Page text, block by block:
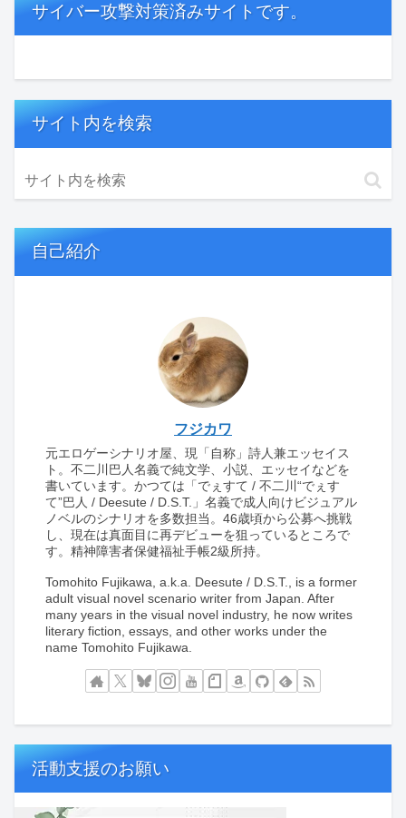
サイバー攻撃対策済みサイトです。
サイト内を検索
自己紹介
フジカワ
元エロゲーシナリオ屋、現「自称」詩人兼エッセイス
ト。不二川巴人名義で純文学、小説、エッセイなどを
書いています。かつては「でぇすて / 不二川“でぇす
て”巴人 / Deesute / D.S.T.」名義で成人向けビジュアル
ノベルのシナリオを多数担当。46歳頃から公募へ挑戦
し、現在は真面目に再デビューを狙っているところで
す。精神障害者保健福祉手帳2級所持。
Tomohito Fujikawa, a.k.a. Deesute / D.S.T., is a former
adult visual novel scenario writer from Japan. After
many years in the visual novel industry, he now writes
literary fiction, essays, and other works under the
name Tomohito Fujikawa.
活動支援のお願い